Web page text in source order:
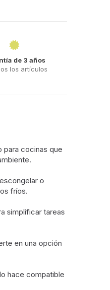
de 3 años
los artículos
para cocinas que
o
fríos.
simplificar tareas
en una opción
hace compatible